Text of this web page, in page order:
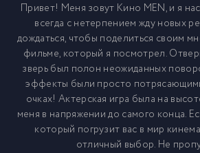
Привет! Меня зовут Кино MEN, и я
всегда с нетерпением жду новых
дождаться, чтобы поделиться своим
фильме, который я посмотрел.
зверь был полон неожиданных
эффекты были просто
очках! Актерская игра была на
меня в напряжении до самого конца.
который погрузит вас в мир
отличный выбор. Не